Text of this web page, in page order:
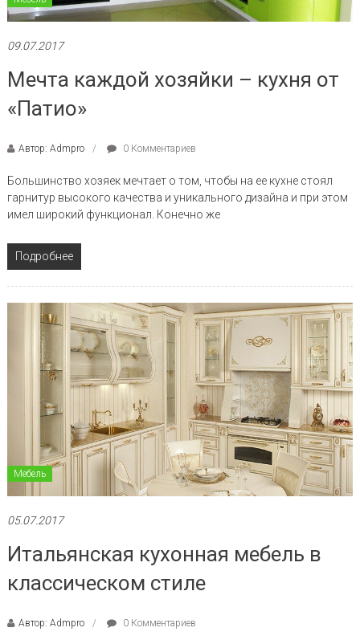
09.07.2017
Мечта каждой хозяйки – кухня от
«Патио»
Автор: Admpro 0 Комментариев
Большинство хозяек мечтает о том, чтобы на ее кухне стоял
гарнитур высокого качества и уникального дизайна и при этом
имел широкий функционал. Конечно же
Подробнее
Мебель
05.07.2017
Итальянская кухонная мебель в
классическом стиле
Автор: Admpro 0 Комментариев